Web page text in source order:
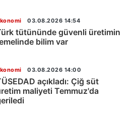
03.08.2026 14:54
tütününde güvenli üretimin
bilim var
03.08.2026 14:00
açıkladı: Çiğ süt
maliyeti Temmuz'da